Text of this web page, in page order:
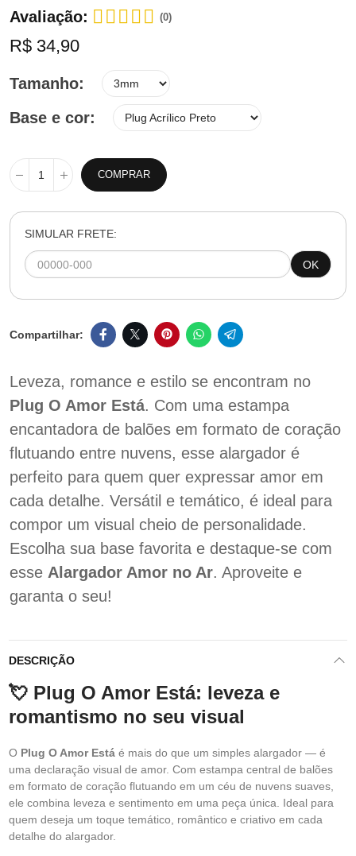
Avaliação:
(0)
R$ 34,90
Tamanho
Base e cor
COMPRAR
SIMULAR FRETE:
OK
Leveza, romance e estilo se encontram no
Plug O Amor Está. Com uma estampa
encantadora de balões em formato de coração
flutuando entre nuvens, esse alargador é
perfeito para quem quer expressar amor em
cada detalhe. Versátil e temático, é ideal para
compor um visual cheio de personalidade.
Escolha sua base favorita e destaque-se com
esse Alargador Amor no Ar. Aproveite e
garanta o seu!
DESCRIÇÃO
💘 Plug O Amor Está: leveza e
romantismo no seu visual
O Plug O Amor Está é mais do que um simples alargador — é
uma declaração visual de amor. Com estampa central de balões
em formato de coração flutuando em um céu de nuvens suaves,
ele combina leveza e sentimento em uma peça única. Ideal para
quem deseja um toque temático, romântico e criativo em cada
detalhe do alargador.